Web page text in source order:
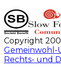
Copyright
Rechts- und